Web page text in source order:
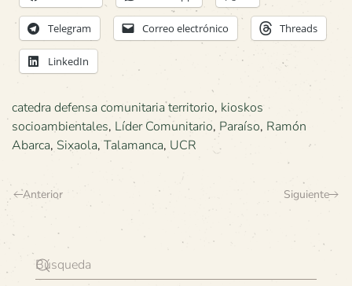
Telegram Correo electrónico Threads
LinkedIn
catedra defensa comunitaria territorio, kioskos
socioambientales, Líder Comunitario, Paraíso, Ramón
Abarca, Sixaola, Talamanca, UCR
Anterior Siguiente